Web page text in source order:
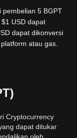
pembelian 5 BGPT
USD dapat
dapat dikonversi
atau gas.
Cryptocurrency
dapat ditukar